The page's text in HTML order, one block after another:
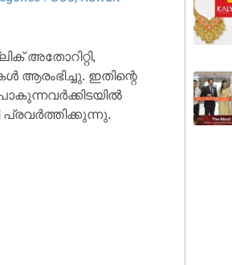
അതോറിറ്റി,
ഇതിന്റെ